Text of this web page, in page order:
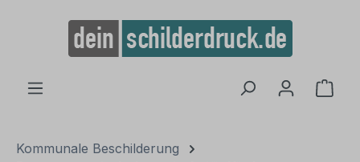
springen
Kommunale Beschilderung